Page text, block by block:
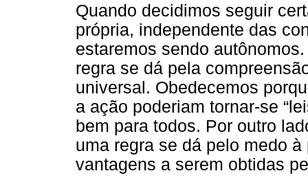
Quando decidimos seguir
própria, independente das
estaremos sendo
regra se dá pela
universal. Obedecemos
a ação poderiam tornar-se
bem para todos. Por outro
uma regra se dá pelo medo
vantagens a serem obtidas